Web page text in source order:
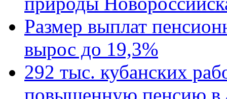
Размер выплат
вырос до 19,3%
292 тыс. кубанских